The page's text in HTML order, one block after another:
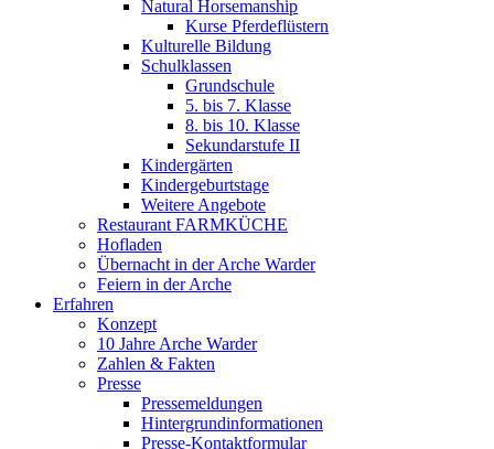
Natural Horsemanship
Kurse Pferdeflüstern
Kulturelle Bildung
Schulklassen
Grundschule
5. bis 7. Klasse
8. bis 10. Klasse
Sekundarstufe II
Kindergärten
Kindergeburtstage
Weitere Angebote
Restaurant FARMKÜCHE
Hofladen
Übernacht in der Arche Warder
Feiern in der Arche
Erfahren
Konzept
10 Jahre Arche Warder
Zahlen & Fakten
Presse
Pressemeldungen
Hintergrundinformationen
Presse-Kontaktformular